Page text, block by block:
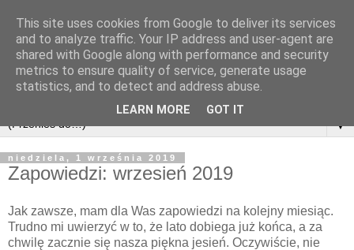
▼
niedziela, 1 września 2019
Zapowiedzi: wrzesień 2019
Jak zawsze, mam dla Was zapowiedzi na kolejny miesiąc.
Trudno mi uwierzyć w to, że lato dobiega już końca, a za
chwilę zacznie się nasza piękna jesień. Oczywiście, nie
This site uses cookies from Google to deliver its services
and to analyze traffic. Your IP address and user-agent are
shared with Google along with performance and security
metrics to ensure quality of service, generate usage
statistics, and to detect and address abuse.
LEARN MORE GOT IT